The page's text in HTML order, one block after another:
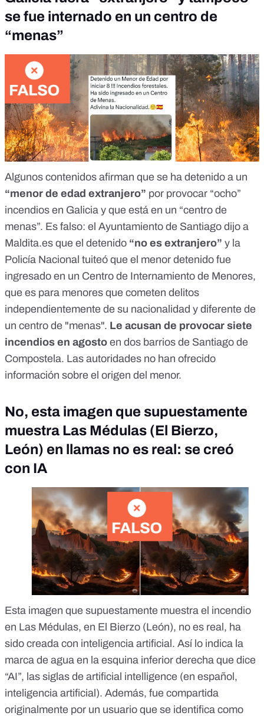
se fue internado en un centro de
“menas”
Algunos contenidos afirman que se ha detenido a un
“menor de edad extranjero” por provocar “ocho”
incendios en Galicia y que está en un “centro de
menas”. Es falso: el Ayuntamiento de Santiago dijo a
Maldita.es que el detenido “no es extranjero” y la
Policía Nacional tuiteó que el menor detenido fue
ingresado en un Centro de Internamiento de Menores,
que es para menores que cometen delitos
independientemente de su nacionalidad y diferente de
un centro de "menas". Le acusan de provocar siete
incendios en agosto en dos barrios de Santiago de
Compostela. Las autoridades no han ofrecido
información sobre el origen del menor.
No, esta imagen que supuestamente
muestra Las Médulas (El Bierzo,
León) en llamas no es real: se creó
con IA
Esta imagen que supuestamente muestra el incendio
en Las Médulas, en El Bierzo (León), no es real, ha
sido creada con inteligencia artificial. Así lo indica la
marca de agua en la esquina inferior derecha que dice
“AI”, las siglas de artificial intelligence (en español,
inteligencia artificial). Además, fue compartida
originalmente por un usuario que se identifica como